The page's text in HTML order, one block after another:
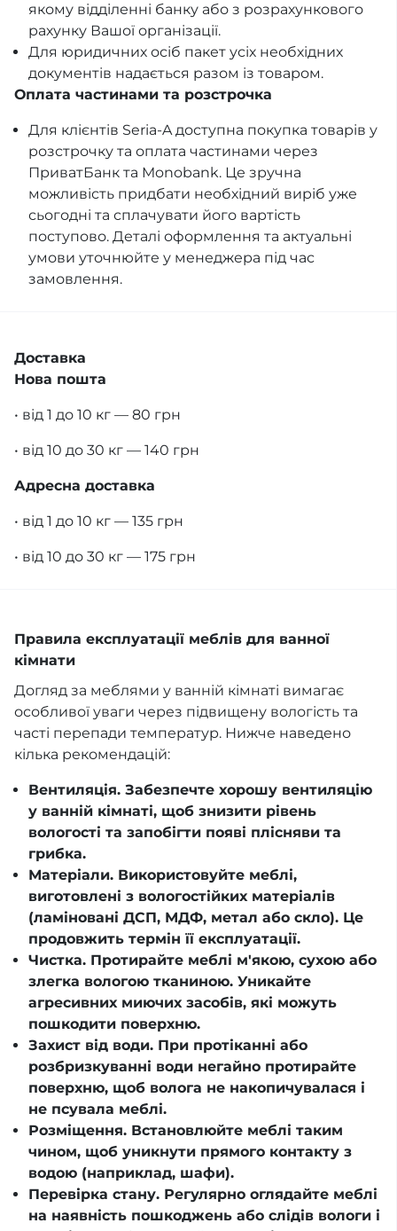
якому відділенні банку або з розрахункового
рахунку Вашої організації.
Для юридичних осіб пакет усіх необхідних
документів надається разом із товаром.
Оплата частинами та розстрочка
Для клієнтів Seria-A доступна покупка товарів у
розстрочку та оплата частинами через
ПриватБанк та Monobank. Це зручна
можливість придбати необхідний виріб уже
сьогодні та сплачувати його вартість
поступово. Деталі оформлення та актуальні
умови уточнюйте у менеджера під час
замовлення.
Доставка
Нова пошта
• від 1 до 10 кг — 80 грн
• від 10 до 30 кг — 140 грн
Адресна доставка
• від 1 до 10 кг — 135 грн
• від 10 до 30 кг — 175 грн
Правила експлуатації меблів для ванної
кімнати
Догляд за меблями у ванній кімнаті вимагає
особливої уваги через підвищену вологість та
часті перепади температур. Нижче наведено
кілька рекомендацій:
Вентиляція. Забезпечте хорошу вентиляцію
у ванній кімнаті, щоб знизити рівень
вологості та запобігти появі плісняви та
грибка.
Матеріали. Використовуйте меблі,
виготовлені з вологостійких матеріалів
(ламіновані ДСП, МДФ, метал або скло). Це
продовжить термін її експлуатації.
Чистка. Протирайте меблі м'якою, сухою або
злегка вологою тканиною. Уникайте
агресивних миючих засобів, які можуть
пошкодити поверхню.
Захист від води. При протіканні або
розбризкуванні води негайно протирайте
поверхню, щоб волога не накопичувалася і
не псувала меблі.
Розміщення. Встановлюйте меблі таким
чином, щоб уникнути прямого контакту з
водою (наприклад, шафи).
Перевірка стану. Регулярно оглядайте меблі
на наявність пошкоджень або слідів вологи і